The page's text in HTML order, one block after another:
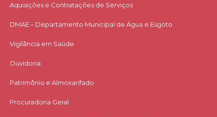
Aquisições e Contratações de Serviços​
DMAE – Departamento Municipal de Água e Esgoto
Vigilância em Saúde
Ouvidoria
Patrimônio e Almoxarifado
Procuradoria Geral